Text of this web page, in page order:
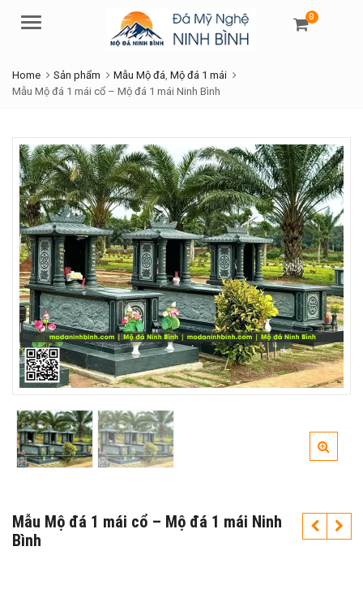
Menu
0
Home Sản phẩm Mẫu Mộ đá Mộ đá 1 mái
Mẫu Mộ đá 1 mái cổ – Mộ đá 1 mái Ninh Bình
Mẫu Mộ đá 1 mái cổ – Mộ đá 1 mái Ninh
Bình